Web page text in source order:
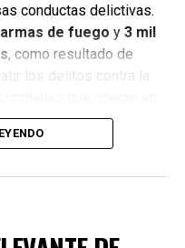
conductas delictivas.
de fuego y 3 mil
, como resultado de
los delitos contra la